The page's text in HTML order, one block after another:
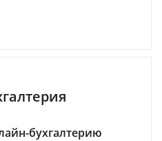
бухгалтерию